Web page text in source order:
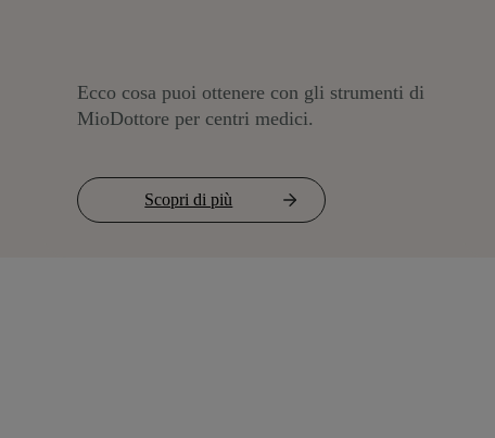
Ecco cosa puoi ottenere con gli strumenti di
MioDottore per centri medici.
Scopri di più